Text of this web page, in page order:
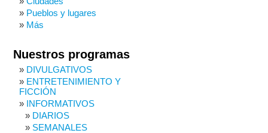
Pueblos y lugares
Más
Nuestros programas
DIVULGATIVOS
ENTRETENIMIENTO Y
FICCIÓN
INFORMATIVOS
DIARIOS
SEMANALES